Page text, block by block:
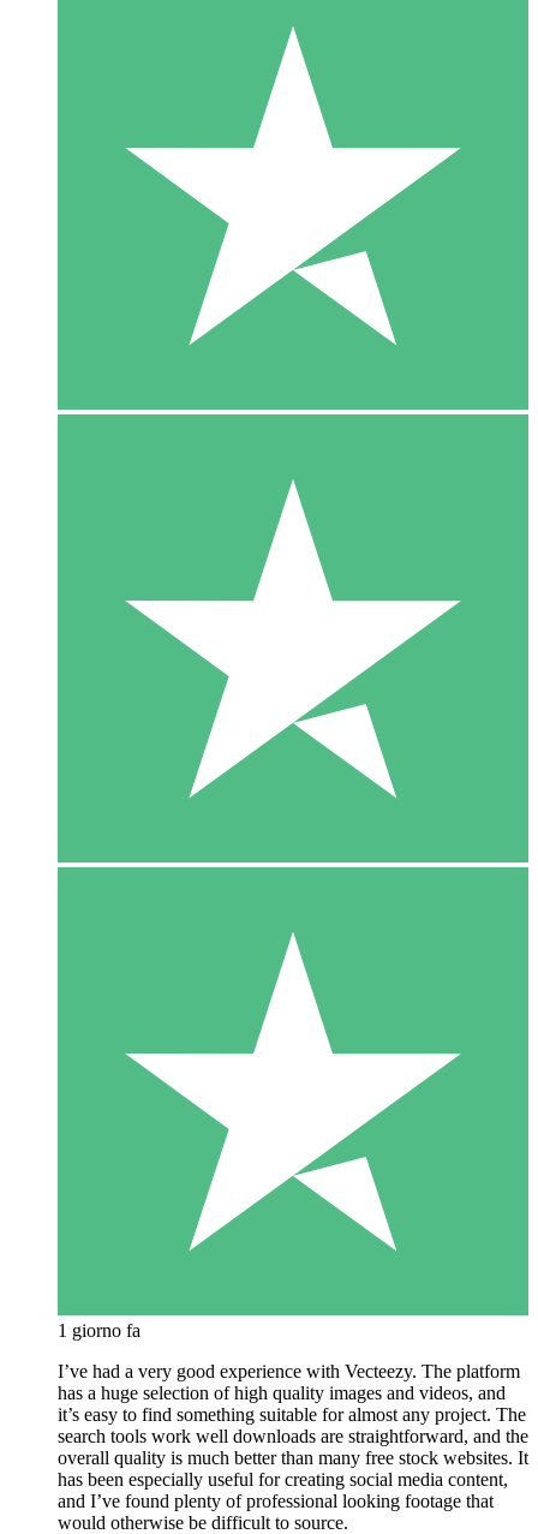
1 giorno fa
I’ve had a very good experience with Vecteezy. The platform
has a huge selection of high quality images and videos, and
it’s easy to find something suitable for almost any project. The
search tools work well downloads are straightforward, and the
overall quality is much better than many free stock websites. It
has been especially useful for creating social media content,
and I’ve found plenty of professional looking footage that
would otherwise be difficult to source.